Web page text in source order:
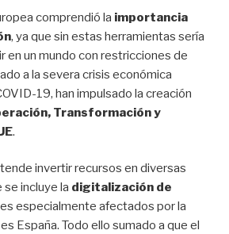
comprendió la importancia
, ya que sin estas herramientas sería
en un mundo con restricciones de
a la severa crisis económica
19, han impulsado la creación
Transformación y
.
invertir recursos en diversas
se incluye la digitalización de
especialmente afectados por la
España. Todo ello sumado a que el